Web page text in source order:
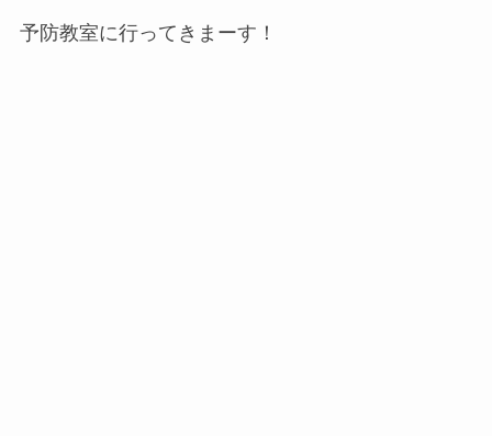
予防教室に行ってきまーす！